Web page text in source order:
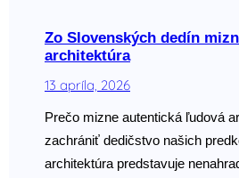
Zo Slovenských dedín
architektúra
13 apríla, 2026
Prečo mizne autentická ľudová
zachrániť dedičstvo našich
architektúra predstavuje